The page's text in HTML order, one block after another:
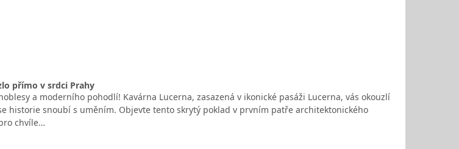
přímo v srdci Prahy
a moderního pohodlí! Kavárna Lucerna, zasazená v ikonické pasáži Lucerna, vás okouzlí
historie snoubí s uměním. Objevte tento skrytý poklad v prvním patře architektonického
chvíle…